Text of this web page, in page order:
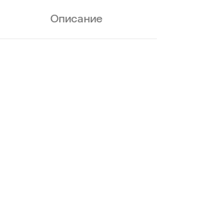
Описание